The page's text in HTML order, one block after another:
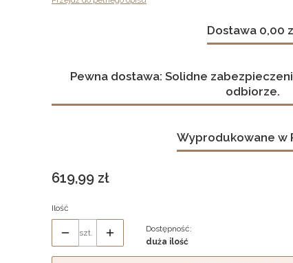
Dostawa 0,00
Pewna dostawa: Solidne
odbiorze.
Wyprodukowane w
Cena
619,99 zł
Ilość
szt.
Dostępność:
duża ilość